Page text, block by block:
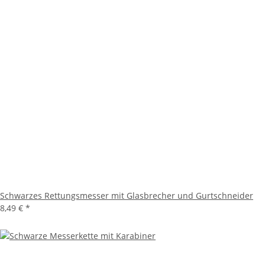
Schwarzes Rettungsmesser mit Glasbrecher und Gurtschneider
8,49 € *